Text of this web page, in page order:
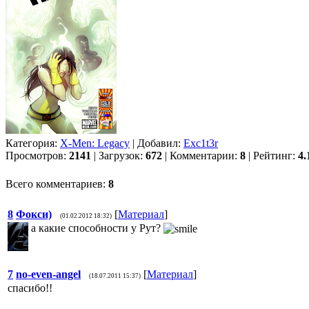
Категория: X-Men: Legacy | Добавил: Exc1t3r
Просмотров: 2141 | Загрузок: 672 | Комментарии: 8 | Рейтинг:
Всего комментариев: 8
8 Фокси) (01.02.2012 18:32) [Материал]
а какие способности у Рут?
7 no-even-angel (18.07.2011 15:37) [Материал]
спасибо!!